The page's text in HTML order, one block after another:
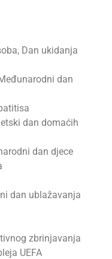
Dan ukidanja
dan
dan domaćih
dan djece
dan ublažavanja
zbrinjavanja
UEFA